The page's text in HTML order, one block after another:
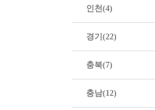
인천(4)
경기(22)
충북(7)
충남(12)